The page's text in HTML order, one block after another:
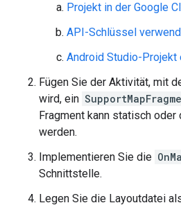
Projekt in der Google
API-Schlüssel
Android Studio-Projekt
Fügen Sie der Aktivität, mit
wird, ein
Fragment kann statisch
werden.
Implementieren Sie die
Schnittstelle.
Legen Sie die Layoutdatei